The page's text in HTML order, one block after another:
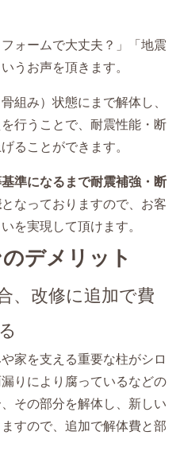
ォームで大丈夫？」「地震
うお声を頂きます。
組み）状態にまで解体し、
行うことで、耐震性能・断
ることができます。
準になるまで耐震補強・断
となっておりますので、お客
を実現して頂けます。
デメリット
、改修に追加で費
家を支える重要な柱がシロ
りにより腐っているなどの
その部分を解体し、新しい
すので、追加で解体費と部